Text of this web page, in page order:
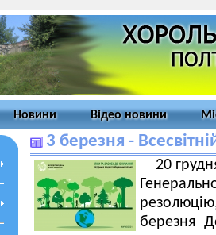
Новини Відео новини
3 березня -
20
березня